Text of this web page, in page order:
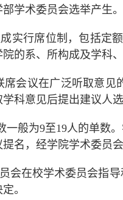
学术委员会选举产生。
实行席位制，包括定
的系、所构成及学科
席会议在广泛听取意见
科意见后提出建议人
一般为9至19人的单数
名 ，经学院学术委员
会在校学术委员会指
。